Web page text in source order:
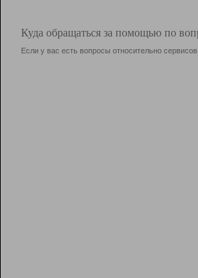
Куда обращаться за помощью по
Если у вас есть вопросы относительно